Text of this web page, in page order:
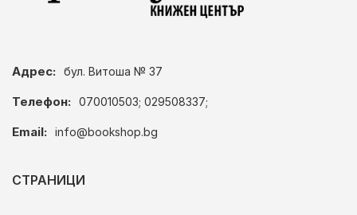
Адрес: бул. Витоша № 37
Телефон: 070010503; 029508337;
Email: info@bookshop.bg
СТРАНИЦИ